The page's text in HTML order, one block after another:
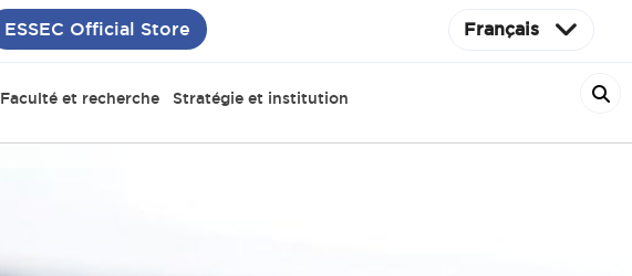
ESSEC Official Store Français
Faculté et recherche Stratégie et institution